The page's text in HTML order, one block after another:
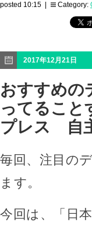
posted 10:15 | Category:
2017年12月21日
おすすめの
ってるこ
プレス 自
毎回、注目の
ます。
今回は、「日